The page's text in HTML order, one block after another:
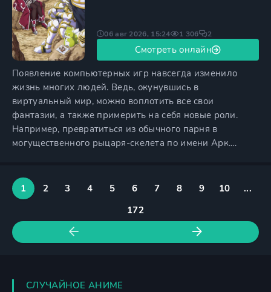
Появление компьютерных игр навсегда изменило
жизнь многих людей. Ведь, окунувшись в
виртуальный мир, можно воплотить все свои
фантазии, а также примерить на себя новые роли.
Например, превратиться из обычного парня в
могущественного рыцаря-скелета по имени Арк.
опыте убедился молодой человек, неожиданно
очнувшийся в теле своего виртуального персонажа.
Он помнит лишь, как вчера заснул прямо за
06 авг 2026, 15:24 1 306 2
Смотреть онлайн
1 2 3 4 5 6 7 8 9 10
...
172
СЛУЧАЙНОЕ АНИМЕ